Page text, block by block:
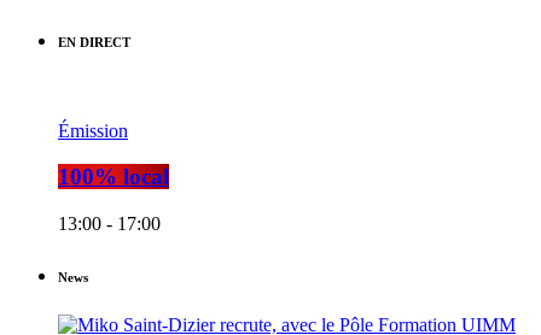
EN DIRECT
Émission
100% local
13:00 - 17:00
News